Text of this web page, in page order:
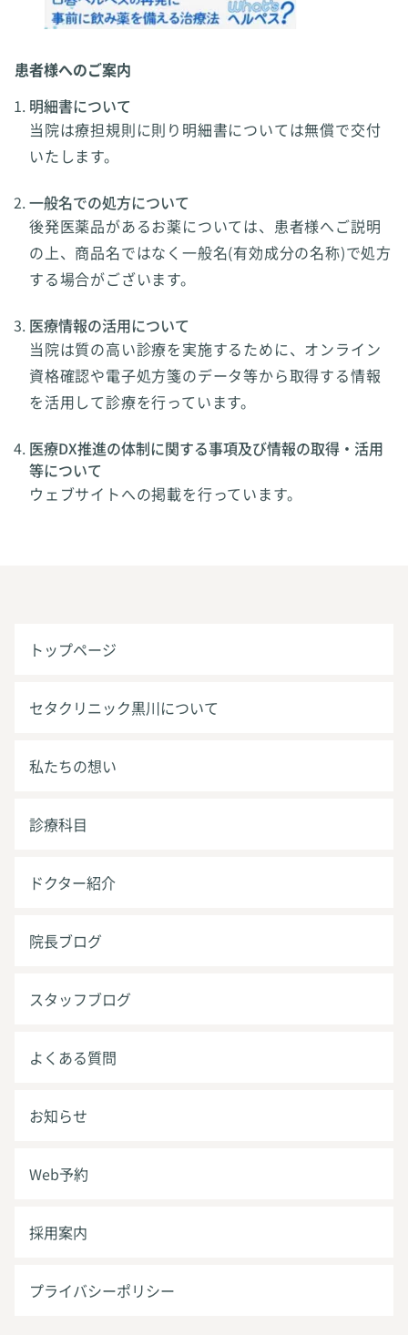
患者様へのご案内
明細書について
当院は療担規則に則り明細書については無償で交付
いたします。
一般名での処方について
後発医薬品があるお薬については、患者様へご説明
の上、商品名ではなく一般名(有効成分の名称)で処方
する場合がございます。
医療情報の活用について
当院は質の高い診療を実施するために、オンライン
資格確認や電子処方箋のデータ等から取得する情報
を活用して診療を行っています。
医療DX推進の体制に関する事項及び情報の取得・活用
等について
ウェブサイトへの掲載を行っています。
トップページ
セタクリニック黒川について
私たちの想い
診療科目
ドクター紹介
院長ブログ
スタッフブログ
よくある質問
お知らせ
Web予約
採用案内
プライバシーポリシー